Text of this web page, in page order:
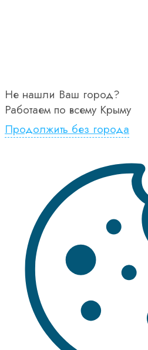
Не нашли Ваш город?
Работаем по всему Крыму
Продолжить без города